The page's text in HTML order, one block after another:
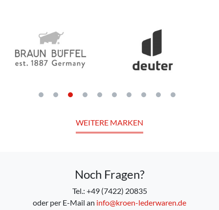
WEITERE MARKEN
Noch Fragen?
Tel.: +49 (7422) 20835
oder per E-Mail an info@kroen-lederwaren.de